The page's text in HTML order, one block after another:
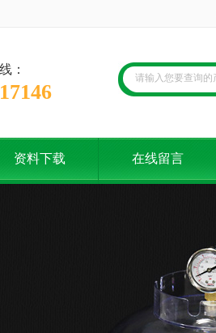
：
资料下载 在线留言